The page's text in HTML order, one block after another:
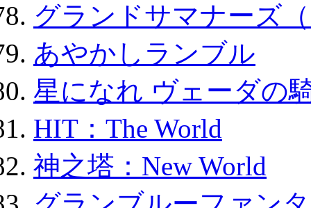
グランドサマナーズ
あやかしランブル
星になれ ヴェーダの
HIT：The World
神之塔：New World